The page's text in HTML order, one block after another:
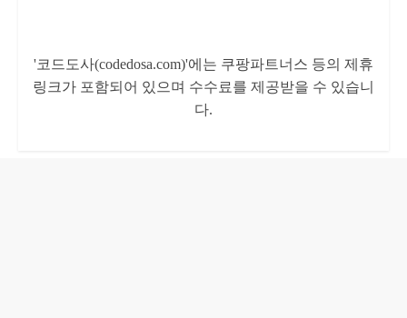
'코드도사(codedosa.com)'에는 쿠팡파트너스 등의 제휴
링크가 포함되어 있으며 수수료를 제공받을 수 있습니
다.